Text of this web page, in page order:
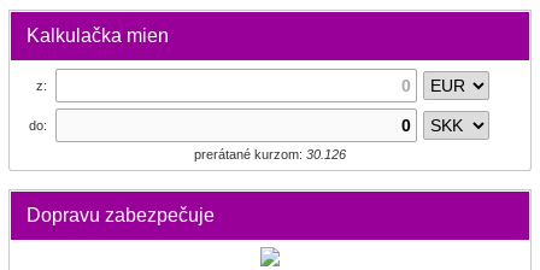
Kalkulačka mien
z:
do:
prerátané kurzom: 30.126
Dopravu zabezpečuje